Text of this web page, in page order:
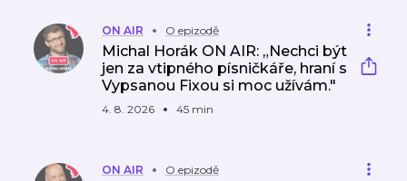
ON AIR O epizodě
Michal Horák ON AIR: „Nechci být
jen za vtipného písničkáře, hraní s
Vypsanou Fixou si moc užívám."
4. 8. 2026 45 min
ON AIR O epizodě